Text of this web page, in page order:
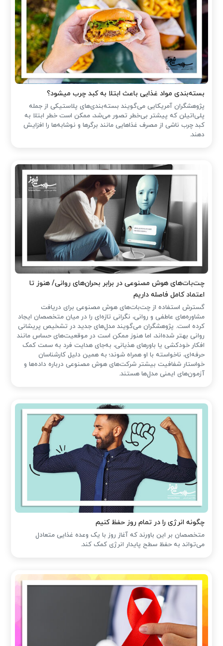
بسته‌بندی مواد غذایی باعث ابتلا به کبد چرب میشود؟
پژوهشگران آمریکایی می‌گویند بسته‌بندی‌های پلاستیکی از جمله
پلی‌اتیلن که پیشتر بی‌خطر تصور می‌شد، ممکن است خطر ابتلا به
کبد چرب ناشی از مصرف غذاهایی مانند برگرها و نوشابه‌ها را افزایش
دهند.
چت‌بات‌های هوش مصنوعی در برابر بحران‌های روانی/ هنوز تا
اعتماد کامل فاصله داریم
گسترش استفاده از چت‌بات‌های هوش مصنوعی برای دریافت
مشاوره‌های عاطفی و روانی، نگرانی تازه‌ای را در میان متخصصان ایجاد
کرده است. پژوهشگران می‌گویند مدل‌های جدید در تشخیص پریشانی
روانی بهتر شده‌اند، اما هنوز ممکن است در موقعیت‌های حساس مانند
افکار خودکشی یا باورهای هذیانی، به‌جای هدایت فرد به سمت کمک
حرفه‌ای، ناخواسته با او همراه شوند؛ به همین دلیل کارشناسان
خواستار شفافیت بیشتر شرکت‌های هوش مصنوعی درباره داده‌ها و
آزمون‌های ایمنی مدل‌ها هستند.
چگونه انرژی را در تمام روز حفظ کنیم
متخصصان بر این باورند که آغاز روز با یک وعده غذایی متعادل
می‌تواند به حفظ سطح پایدار انرژی کمک کند.